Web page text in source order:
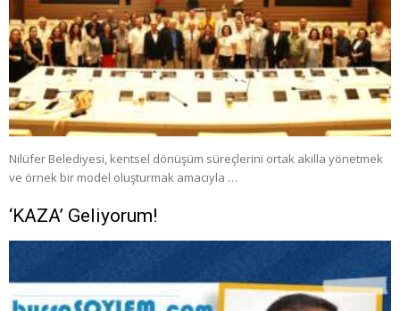
Nilüfer Belediyesi, kentsel dönüşüm süreçlerini ortak akılla yönetmek
ve örnek bir model oluşturmak amacıyla …
‘KAZA’ Geliyorum!